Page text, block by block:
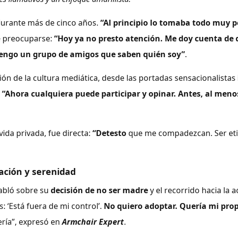
más de cinco años. “Al principio lo tomaba todo muy
“Hoy ya no presto atención. Me doy cuenta de
un grupo de amigos que saben quién soy”.
de la cultura mediática, desde las portadas sensacionalistas
“Ahora cualquiera puede participar y opinar. Antes, al
privada, fue directa: “Detestoque me compadezcan. Ser
y serenidad
sobre su decisión de no ser madrey el recorrido hacia la
fuera de mi control’. No quiero adoptar. Quería mi
expresó enArmchair Expert.